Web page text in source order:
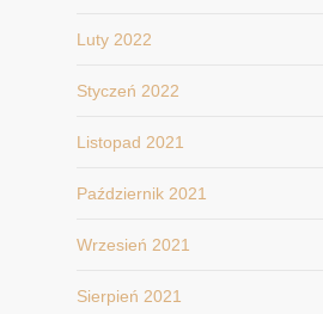
Luty 2022
Styczeń 2022
Listopad 2021
Październik 2021
Wrzesień 2021
Sierpień 2021